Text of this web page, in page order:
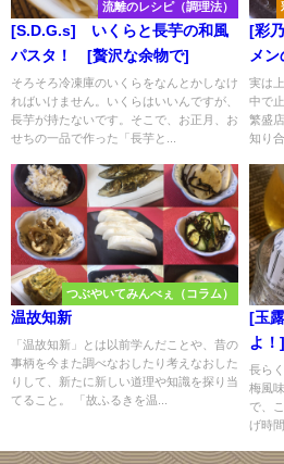
流離のレシピ（調理法）
[S.D.G.s] いくらと長芋の和風
パスタ！ [贅沢な余物で]
そろそろ冷凍庫のいくらをなんとかしなけ
ればいけません。いくらはいいんですが、
長芋が持たないです。そこで、お正月、お
せちの一品で作った「長芋と...
[彩
メ
福岡]
実は
中で
繁盛
知り
つぶやいてみんべぇ（コラム）
温故知新
「温故知新」とは以前学んだことや、昔の
事柄を今また調べなおしたり考えなおした
りして、新たに新しい道理や知識を探り当
てること。 「故ふるきを温...
[玉
よ
たり
ぶ茶
長ら
梅風
で、
げ時